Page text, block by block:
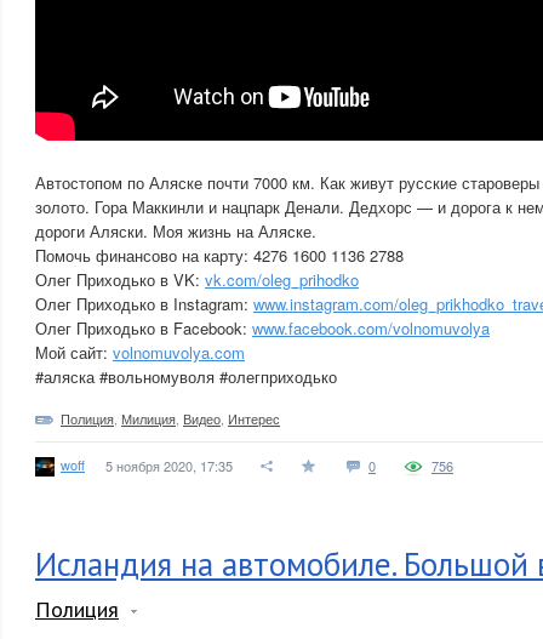
Автостопом по Аляске почти 7000 км. Как живут русские
золото. Гора Маккинли и нацпарк Денали. Дедхорс — и дорога к
дороги Аляски. Моя жизнь на Аляске.
Помочь финансово на карту: 4276 1600 1136 2788
Олег Приходько в VK: vk.com/oleg_prihodko
Олег Приходько в Instagram: www.instagram.com/
Олег Приходько в Facebook: www.facebook.com/volnomuvolya
Мой сайт: volnomuvolya.com
#аляска #вольномуволя #олегприходько
Полиция Милиция Видео Интерес
woff 5 ноября 2020, 17:35 0 756
Исландия на автомобиле. Большой
Полиция